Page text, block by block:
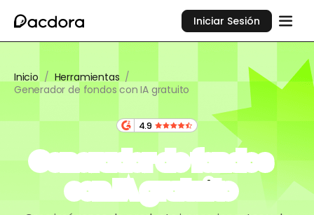
Iniciar Sesión
Inicio / Herramientas /
Generador de fondos con IA gratuito
4.9
Generador de fondos
con IA gratuito